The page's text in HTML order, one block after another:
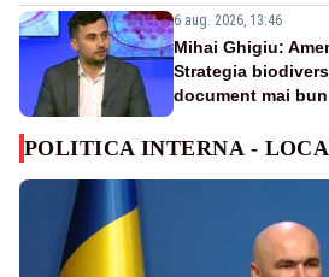
6 aug. 2026, 13:46
Mihai Ghigiu:
Strategia
document mai bun
POLITICA INTERNA -